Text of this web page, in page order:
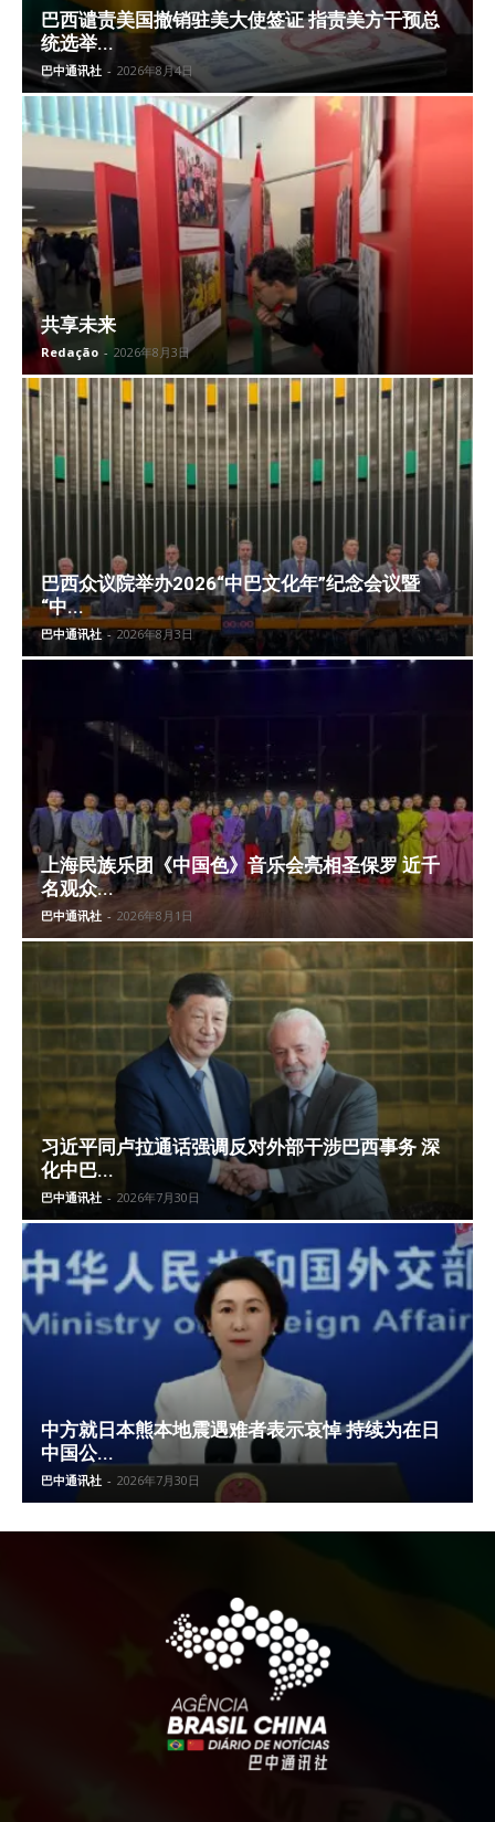
巴西谴责美国撤销驻美大使签证 指责美方干预总
统选举...
巴中通讯社 - 2026年8月4日
共享未来
Redação - 2026年8月3日
巴西众议院举办2026“中巴文化年”纪念会议暨
“中...
巴中通讯社 - 2026年8月3日
上海民族乐团《中国色》音乐会亮相圣保罗 近千
名观众...
巴中通讯社 - 2026年8月1日
习近平同卢拉通话强调反对外部干涉巴西事务 深
化中巴...
巴中通讯社 - 2026年7月30日
中方就日本熊本地震遇难者表示哀悼 持续为在日
中国公...
巴中通讯社 - 2026年7月30日